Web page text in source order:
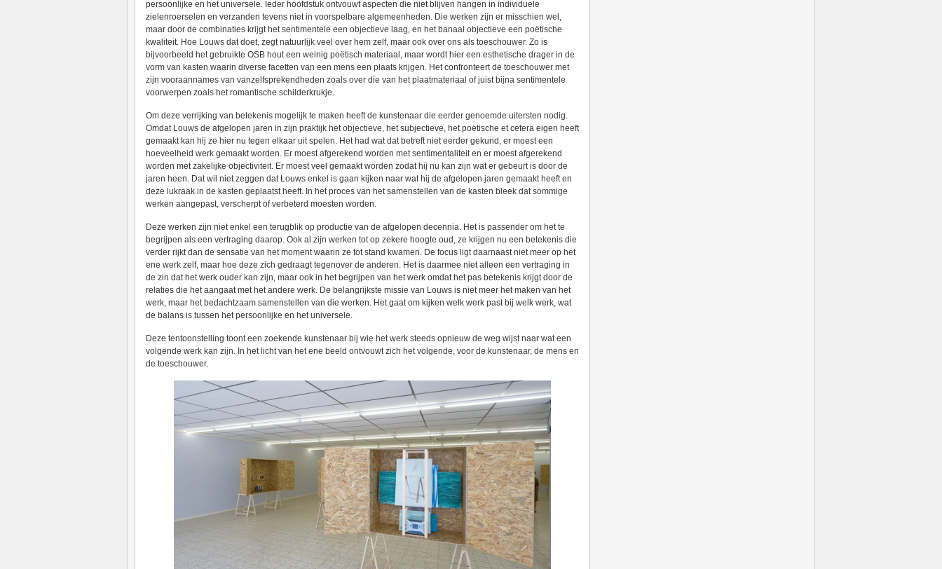
persoonlijke en het universele. Ieder hoofdstuk ontvouwt aspecten die niet blijven hangen in individuele
zielenroerselen en verzanden tevens niet in voorspelbare algemeenheden. Die werken zijn er misschien wel,
maar door de combinaties krijgt het sentimentele een objectieve laag, en het banaal objectieve een poëtische
kwaliteit. Hoe Louws dat doet, zegt natuurlijk veel over hem zelf, maar ook over ons als toeschouwer. Zo is
bijvoorbeeld het gebruikte OSB hout een weinig poëtisch materiaal, maar wordt hier een esthetische drager in de
vorm van kasten waarin diverse facetten van een mens een plaats krijgen. Het confronteert de toeschouwer met
zijn vooraannames van vanzelfsprekendheden zoals over die van het plaatmateriaal of juist bijna sentimentele
voorwerpen zoals het romantische schilderkrukje.
Om deze verrijking van betekenis mogelijk te maken heeft de kunstenaar die eerder genoemde uitersten nodig.
Omdat Louws de afgelopen jaren in zijn praktijk het objectieve, het subjectieve, het poëtische et cetera eigen heeft
gemaakt kan hij ze hier nu tegen elkaar uit spelen. Het had wat dat betreft niet eerder gekund, er moest een
hoeveelheid werk gemaakt worden. Er moest afgerekend worden met sentimentaliteit en er moest afgerekend
worden met zakelijke objectiviteit. Er moest veel gemaakt worden zodat hij nu kan zijn wat er gebeurt is door de
jaren heen. Dat wil niet zeggen dat Louws enkel is gaan kijken naar wat hij de afgelopen jaren gemaakt heeft en
deze lukraak in de kasten geplaatst heeft. In het proces van het samenstellen van de kasten bleek dat sommige
werken aangepast, verscherpt of verbeterd moesten worden.
Deze werken zijn niet enkel een terugblik op productie van de afgelopen decennia. Het is passender om het te
begrijpen als een vertraging daarop. Ook al zijn werken tot op zekere hoogte oud, ze krijgen nu een betekenis die
verder rijkt dan de sensatie van het moment waarin ze tot stand kwamen. De focus ligt daarnaast niet meer op het
ene werk zelf, maar hoe deze zich gedraagt tegenover de anderen. Het is daarmee niet alleen een vertraging in
de zin dat het werk ouder kan zijn, maar ook in het begrijpen van het werk omdat het pas betekenis krijgt door de
relaties die het aangaat met het andere werk. De belangrijkste missie van Louws is niet meer het maken van het
werk, maar het bedachtzaam samenstellen van die werken. Het gaat om kijken welk werk past bij welk werk, wat
de balans is tussen het persoonlijke en het universele.
Deze tentoonstelling toont een zoekende kunstenaar bij wie het werk steeds opnieuw de weg wijst naar wat een
volgende werk kan zijn. In het licht van het ene beeld ontvouwt zich het volgende, voor de kunstenaar, de mens en
de toeschouwer.